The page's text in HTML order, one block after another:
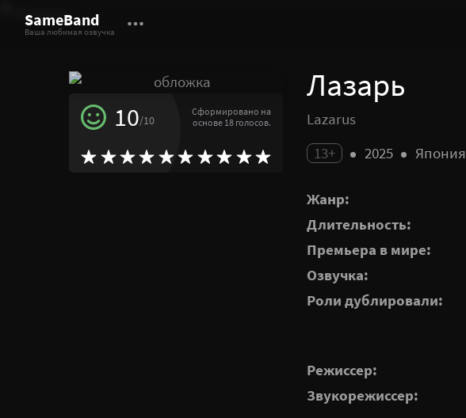
SameBand
Ваша любимая озвучка
10/10
Сформировано на
основе 18 голосов.
Лазарь
Lazarus
13+
2025 Япония
Жанр:
Длительность:
Премьера в мире:
Озвучка:
Роли дублировали:
Режиссер:
Звукорежиссер: